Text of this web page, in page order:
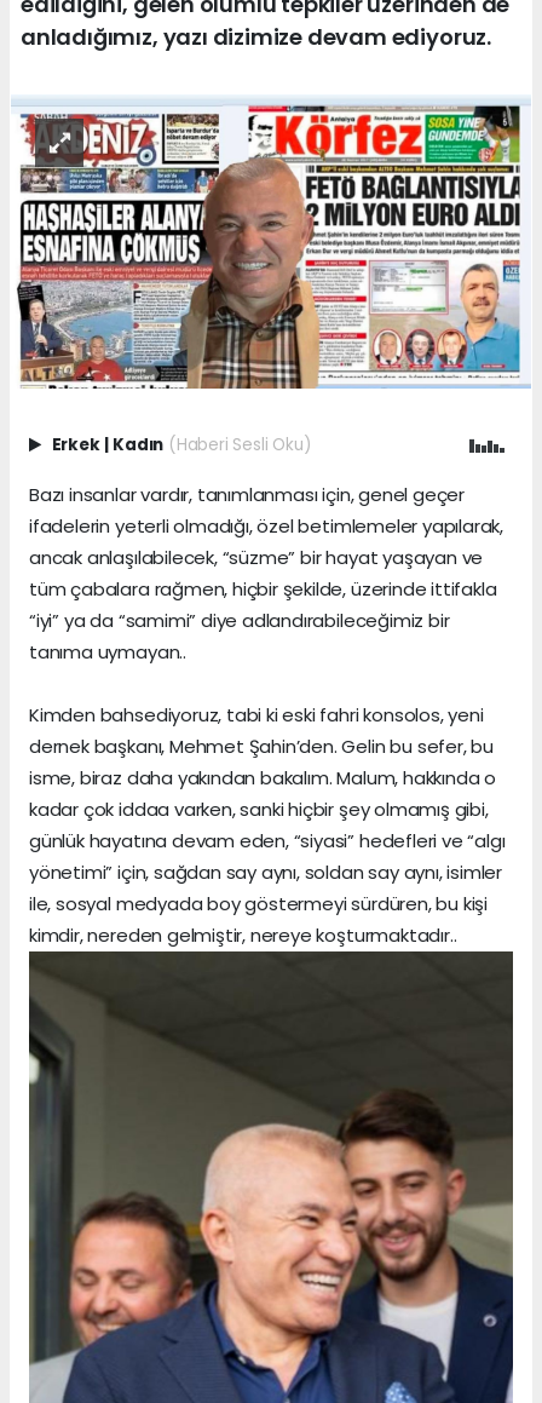
anladığımız, yazı dizimize devam ediyoruz.
Erkek | Kadın (Haberi Sesli Oku)
Bazı insanlar vardır, tanımlanması için, genel geçer
ifadelerin yeterli olmadığı, özel betimlemeler yapılarak,
ancak anlaşılabilecek, “süzme” bir hayat yaşayan ve
tüm çabalara rağmen, hiçbir şekilde, üzerinde ittifakla
“iyi” ya da “samimi” diye adlandırabileceğimiz bir
tanıma uymayan..
Kimden bahsediyoruz, tabi ki eski fahri konsolos, yeni
dernek başkanı, Mehmet Şahin’den. Gelin bu sefer, bu
isme, biraz daha yakından bakalım. Malum, hakkında o
kadar çok iddaa varken, sanki hiçbir şey olmamış gibi,
günlük hayatına devam eden, “siyasi” hedefleri ve “algı
yönetimi” için, sağdan say aynı, soldan say aynı, isimler
ile, sosyal medyada boy göstermeyi sürdüren, bu kişi
kimdir, nereden gelmiştir, nereye koşturmaktadır..